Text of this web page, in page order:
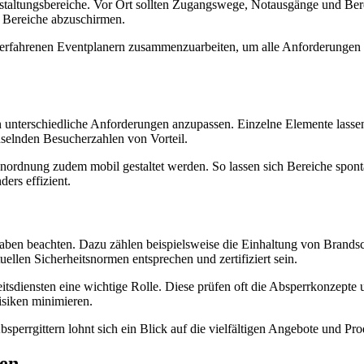
Vor Ort sollten Zugangswege, Notausgänge und
abzuschirmen.
Eventplanern zusammenzuarbeiten, um alle
Anforderungen anzupassen. Einzelne Elemente
Besucherzahlen von Vorteil.
zudem mobil gestaltet werden. So lassen sich Bereiche
effizient.
beachten. Dazu zählen beispielsweise die Einhaltung von
Sicherheitsnormen entsprechen und zertifiziert sein.
eine wichtige Rolle. Diese prüfen oft die
minimieren.
lohnt sich ein Blick auf die vielfältigen Angebote und